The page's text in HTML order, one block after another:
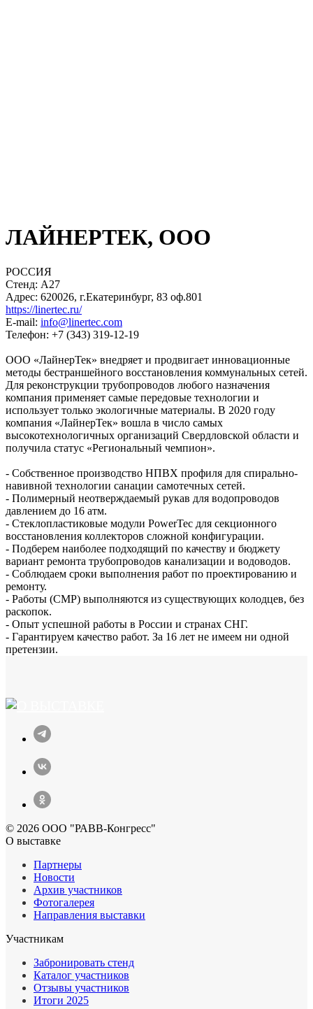
ЛАЙНЕРТЕК, ООО
РОССИЯ
Стенд: A27
Адрес: 620026, г.Екатеринбург, 83 оф.801
https://linertec.ru/
E-mail: info@linertec.com
Телефон: +7 (343) 319-12-19
ООО «ЛайнерТек» внедряет и продвигает инновационные
методы бестраншейного восстановления коммунальных сетей.
Для реконструкции трубопроводов любого назначения
компания применяет самые передовые технологии и
использует только экологичные материалы. В 2020 году
компания «ЛайнерТек» вошла в число самых
высокотехнологичных организаций Свердловской области и
получила статус «Региональный чемпион».
- Собственное производство НПВХ профиля для спирально-
навивной технологии санации самотечных сетей.
- Полимерный неотверждаемый рукав для водопроводов
давлением до 16 атм.
- Стеклопластиковые модули PowerTec для секционного
восстановления коллекторов сложной конфигурации.
- Подберем наиболее подходящий по качеству и бюджету
вариант ремонта трубопроводов канализации и водоводов.
- Соблюдаем сроки выполнения работ по проектированию и
ремонту.
- Работы (СМР) выполняются из существующих колодцев, без
раскопок.
- Опыт успешной работы в России и странах СНГ.
- Гарантируем качество работ. За 16 лет не имеем ни одной
претензии.
© 2026 ООО "РАВВ-Конгресс"
О выставке
Партнеры
Новости
Архив участников
Фотогалерея
Направления выставки
Участникам
Забронировать стенд
Каталог участников
Отзывы участников
Итоги 2025